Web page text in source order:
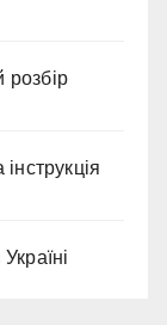
розбір